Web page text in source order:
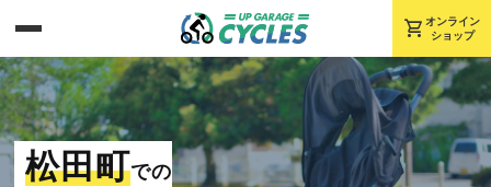
shopping_cart オンライン
ショップ
松田町での